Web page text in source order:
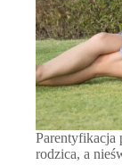
Parentyfikacja
rodzica, a